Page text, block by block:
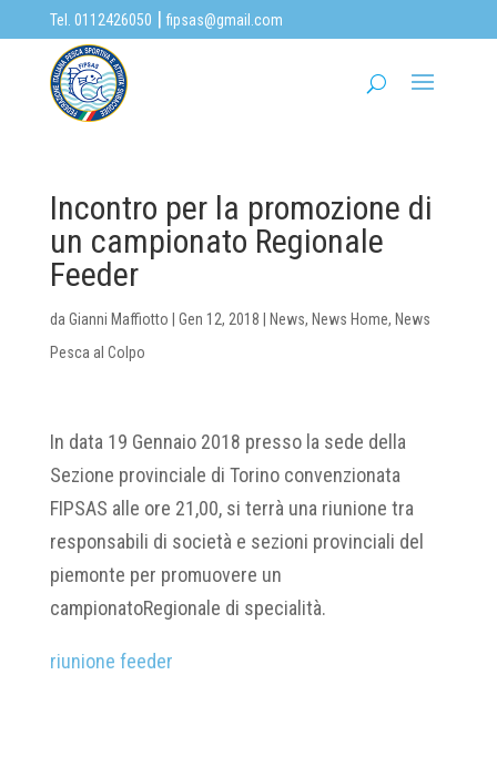
Tel. 0112426050 | fipsas@gmail.com
Incontro per la promozione di
un campionato Regionale
Feeder
da Gianni Maffiotto Gen 12, 2018 News, News Home, News
Pesca al Colpo
In data 19 Gennaio 2018 presso la sede della
Sezione provinciale di Torino convenzionata
FIPSAS alle ore 21,00, si terrà una riunione tra
responsabili di società e sezioni provinciali del
piemonte per promuovere un
campionatoRegionale di specialità.
riunione feeder